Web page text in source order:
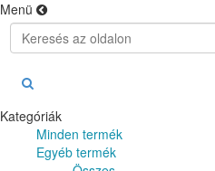
Menü
Kategóriák
Minden termék
Egyéb termék